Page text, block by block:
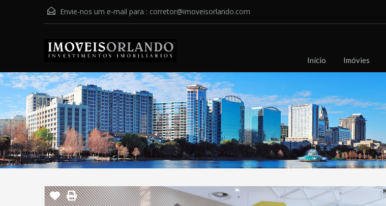
Envie-nos um e-mail para : corretor@imoveisorlando.com
Início Imóvies